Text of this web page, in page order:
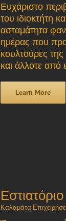
Ευχάριστο
του ιδιοκτήτη
ασταμάτητα
ημέρας που
κουλτούρες
και άλλοτε από
Learn More
Καλαμάτα